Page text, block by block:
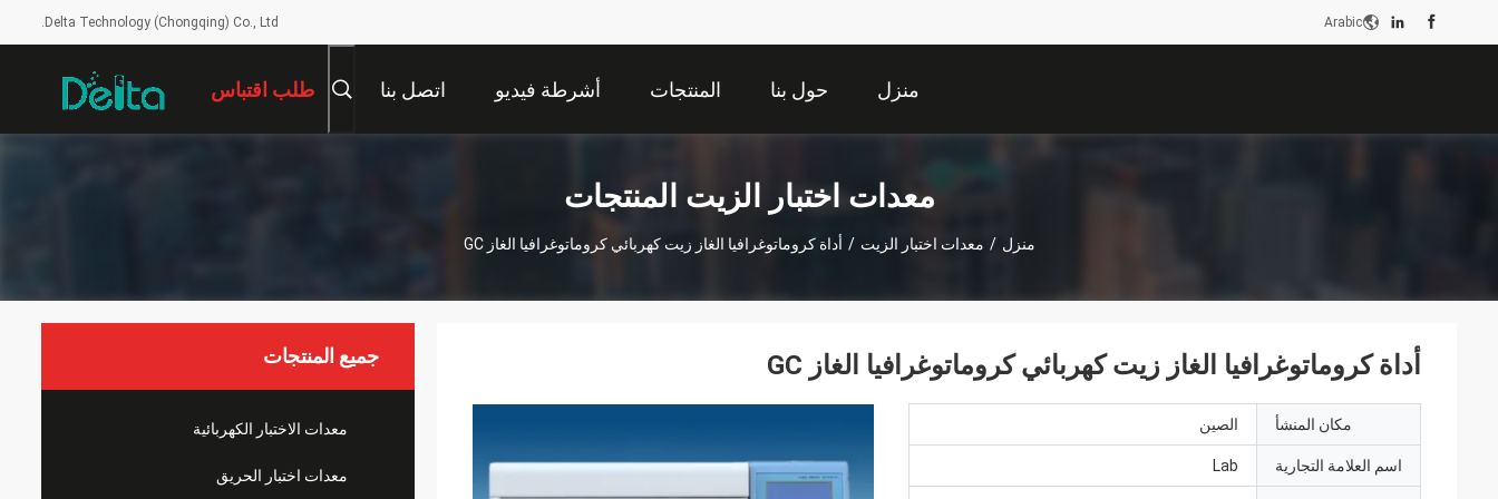
Delta Technology (Chongqing) Co., Ltd. Arabic
منزل حول بنا المنتجات أشرطة فيديو اتصل بنا طلب اقتباس
معدات اختبار الزيت المنتجات
منزل / معدات اختبار الزيت / أداة كروماتوغرافيا الغاز زيت كهربائي كروماتوغرافيا الغاز GC
جميع المنتجات
معدات الاختبار الكهربائية
معدات اختبار الحريق
أداة كروماتوغرافيا الغاز زيت كهربائي كروماتوغرافيا الغاز GC
مكان المنشأ الصين
اسم العلامة التجارية Lab